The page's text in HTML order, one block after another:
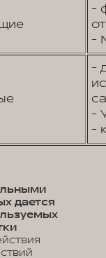
-
-
-
-
-
дается